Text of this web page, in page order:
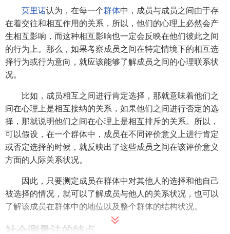
莫里诺认为，在每一个群体中，成员与成员之间由于存
在着交往和相互作用的关系，所以，他们的心理上必然会产
生相互影响，而这种相互影响也一定会反映在他们彼此之间
的行为上。那么，如果考察成员之间在特定情境下的相互选
择行为或行为意向，就应该能够了解成员之间的心理联系状
况。
比如，成员相互之间进行肯定选择，那就意味着他们之
间在心理上是相互接纳的关系，如果他们之间进行否定的选
择，那就说明他们之间在心理上是相互排斥的关系。所以，
可以假设，在一个群体中，成员在不同评价意义上进行肯定
或否定选择的时候，就反映出了这些成员之间在该评价意义
方面的人际关系状况。
因此，只要测定成员在群体中对其他人的选择和他自己
被选择的情况，就可以了解成员与他人的关系状况，也可以
了解该成员在群体中的地位以及整个群体的结构状况。
社会测量法的特点